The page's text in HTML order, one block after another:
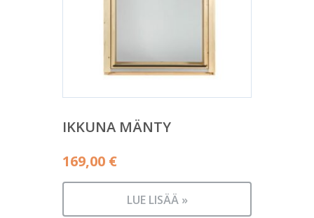
IKKUNA MÄNTY
169,00 €
LUE LISÄÄ »